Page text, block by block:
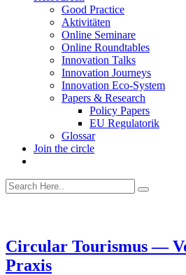
Good Practice
Aktivitäten
Online Seminare
Online Roundtables
Innovation Talks
Innovation Journeys
Innovation Eco-System
Papers & Research
Policy Papers
EU Regulatorik
Glossar
Join the circle
Circular Tourismus —
Praxis